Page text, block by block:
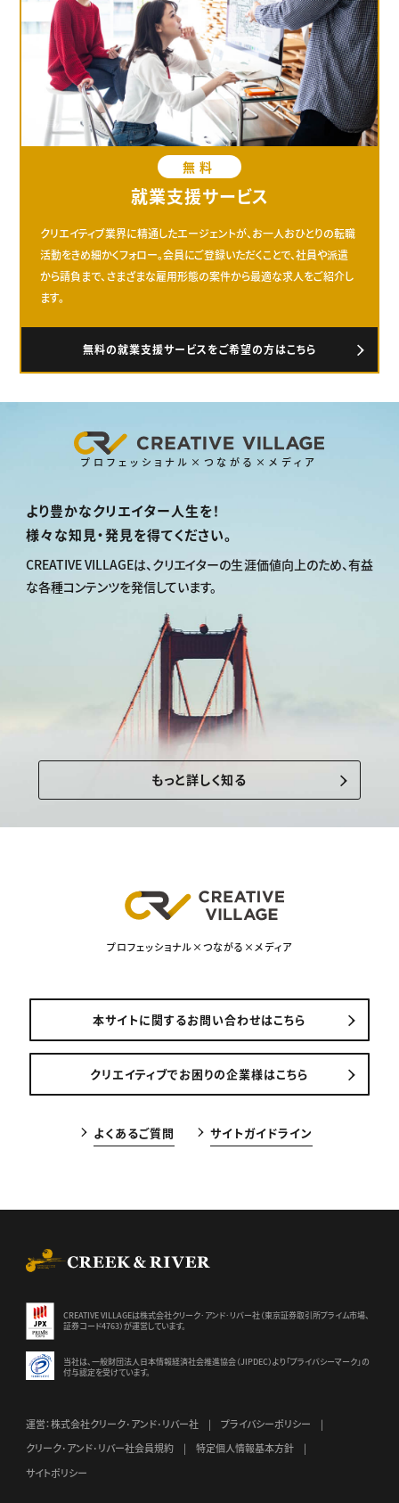
無料
就業支援サービス
クリエイティブ業界に精通したエージェントが、お一人おひとりの転職
活動をきめ細かくフォロー。会員にご登録いただくことで、社員や派遣
から請負まで、さまざまな雇用形態の案件から最適な求人をご紹介し
ます。
無料の就業支援サービスをご希望の方はこちら
プロフェッショナル×つながる×メディア
より豊かなクリエイター人生を！
様々な知見・発見を得てください。
CREATIVE VILLAGEは、 クリエイターの生涯価値向上のため、有益
な各種コンテンツを発信しています。
もっと詳しく知る
プロフェッショナル×つながる×メディア
本サイトに関するお問い合わせはこちら
クリエイティブでお困りの企業様はこちら
よくあるご質問 サイトガイドライン
CREATIVE VILLAGEは株式会社クリーク･アンド･リバー社（東京証券取引所プライム市場、
証券コード4763）が運営しています。
当社は、一般財団法人日本情報経済社会推進協会（JIPDEC）より 「プライバシーマーク」の
付与認定を受けています。
運営：株式会社クリーク･アンド･リバー社
プライバシーポリシー
クリーク･アンド･リバー社会員規約
特定個人情報基本方針
サイトポリシー